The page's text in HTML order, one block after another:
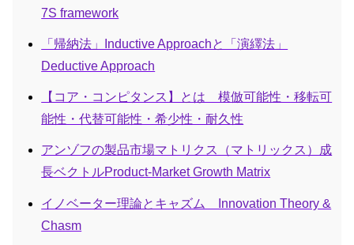
7S framework
「帰納法」Inductive Approachと「演繹法」
Deductive Approach
【コア・コンピタンス】とは 模倣可能性・移転可
能性・代替可能性・希少性・耐久性
アンゾフの製品市場マトリクス（マトリックス）成
長ベクトルProduct-Market Growth Matrix
イノベーター理論とキャズム Innovation Theory &
Chasm